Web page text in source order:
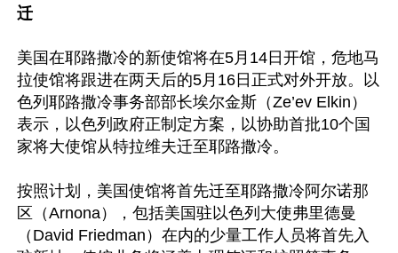
迁
美国在耶路撒冷的新使馆将在5月14日开馆，危地马
拉使馆将跟进在两天后的5月16日正式对外开放。以
色列耶路撒冷事务部部长埃尔金斯（Ze’ev Elkin）
表示，以色列政府正制定方案，以协助首批10个国
家将大使馆从特拉维夫迁至耶路撒冷。
按照计划，美国使馆将首先迁至耶路撒冷阿尔诺那
区（Arnona），包括美国驻以色列大使弗里德曼
（David Friedman）在内的少量工作人员将首先入